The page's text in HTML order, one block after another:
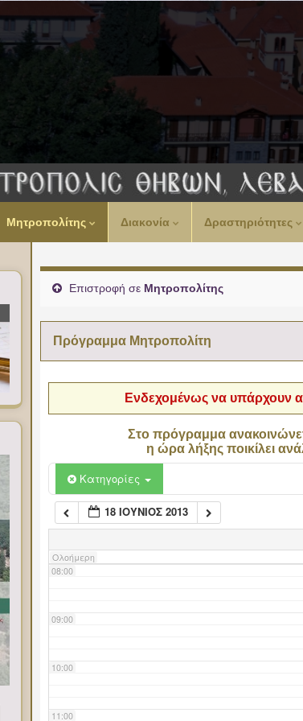
Μητροπολίτης Διακονία Δραστηριότητες
Επιστροφή σε Μητροπολίτης
Πρόγραμμα Μητροπολίτη
Ενδεχομένως να υπάρχουν
Στο πρόγραμμα
η ώρα λήξης ποικίλει
Κατηγορίες
18 ΙΟΎΝΙΟΣ 2013
Ολοήμερη
00:00
02:00
06:00
07:00
08:00
09:00
10:00
11:00